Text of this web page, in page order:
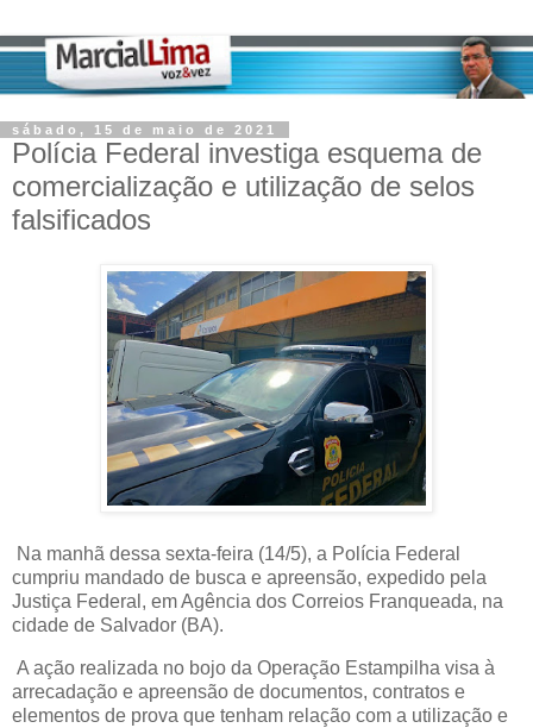
sábado, 15 de maio de 2021
Polícia Federal investiga esquema de
comercialização e utilização de selos
falsificados
Na manhã dessa sexta-feira (14/5), a Polícia Federal
cumpriu mandado de busca e apreensão, expedido pela
Justiça Federal, em Agência dos Correios Franqueada, na
cidade de Salvador (BA).
A ação realizada no bojo da Operação Estampilha visa à
arrecadação e apreensão de documentos, contratos e
elementos de prova que tenham relação com a utilização e